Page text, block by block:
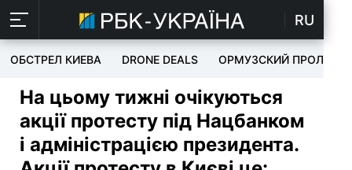
RU
ОБСТРЕЛ КИЕВА DRONE DEALS ОРМУЗСКИЙ ПРОЛИВ
На цьому тижні очікуються
акції протесту під Нацбанком
і адміністрацією президента.